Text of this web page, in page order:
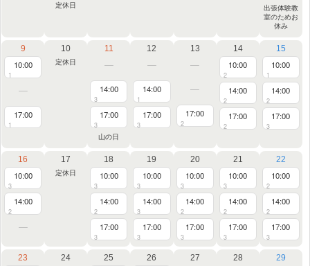
定休日
出張体験教
室のためお
休み
9
10:00
1
17:00
1
10
定休日
11
14:00
3
17:00
3
山の日
12
14:00
1
17:00
3
13
17:00
2
14
10:00
2
14:00
2
17:00
2
15
10:00
1
14:00
2
17:00
3
16
10:00
3
14:00
2
17
定休日
18
10:00
3
14:00
2
17:00
3
19
10:00
3
14:00
3
17:00
3
20
10:00
3
14:00
2
17:00
3
21
10:00
3
14:00
2
17:00
3
22
10:00
2
14:00
2
17:00
3
23 24 25 26 27 28 29